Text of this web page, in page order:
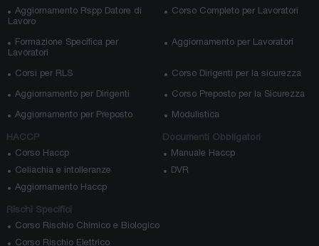
Aggiornamento Rspp Datore di
Lavoro
Corso Completo per Lavoratori
Formazione Specifica per
Lavoratori
Aggiornamento per Lavoratori
Corsi per RLS
Corso Dirigenti per la sicurezza
Aggiornamento per Dirigenti
Corso Preposto per la Sicurezza
Aggiornamento per Preposto
Modulistica
HACCP
Corso Haccp
Celiachia e intolleranze
Aggiornamento Haccp
Documenti Obbligatori
Manuale Haccp
DVR
Rischi Specifici
Corso Rischio Chimico e Biologico
Corso Rischio Elettrico